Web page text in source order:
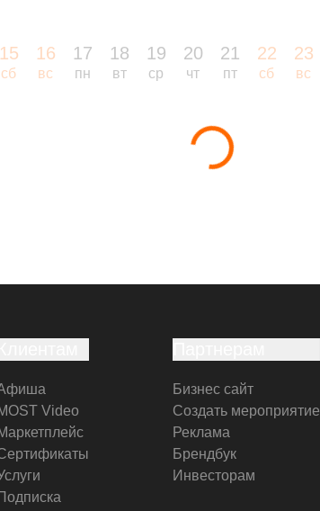
15
сб
16
вс
17
пн
18
вт
19
ср
20
чт
21
пт
22
сб
23
вс
Video
Подписка
Бизнес сайт
Создать мероприятие
Реклама
Брендбук
Инвесторам